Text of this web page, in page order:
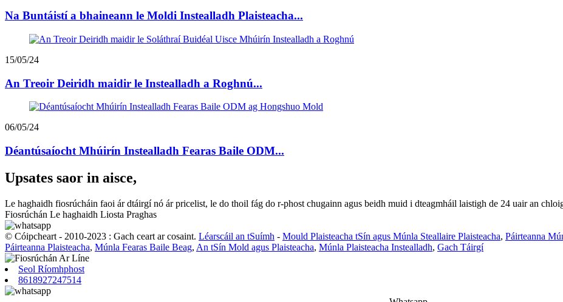
Na Buntáistí a bhaineann le Moldi Instealladh Plaisteacha...
15/05/24
An Treoir Deiridh maidir le Instealladh a Roghnú...
06/05/24
Déantúsaíocht Mhúirín Instealladh Fearas Baile ODM...
Upsates saor in aisce,
Le haghaidh fiosrúcháin faoi ár dtáirgí nó ár pricelist, le do thoil fág do r-phost chugainn agus beidh muid i dteagmháil laistigh de 24 uair an
Fiosrúchán Le haghaidh Liosta Praghas
© Cóipcheart - 2010-2023 : Gach ceart ar cosaint. Léarscáil an tSuímh - Mould Plaisteacha tSín agus Múnla Steallaire Plaisteacha, Páirteanna
Páirteanna Plaisteacha, Múnla Fearas Baile Beag, An tSín Mold agus Plaisteacha, Múnla Plaisteacha Instealladh, Gach Táirgí
Seol Ríomhphost
8618927247514